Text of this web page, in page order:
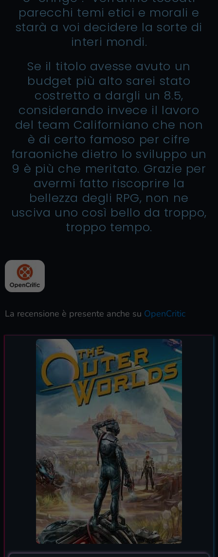
parecchi temi etici e morali e
starà a voi decidere la sorte di
interi mondi.
Se il titolo avesse avuto un
budget più alto sarei stato
costretto a dargli un 8.5,
considerando invece il lavoro
del team Californiano che non
è di certo famoso per cifre
faraoniche dietro lo sviluppo un
9 è più che meritato. Grazie per
avermi fatto riscoprire la
bellezza degli RPG, non ne
usciva uno così bello da troppo,
troppo tempo.
La recensione è presente anche su OpenCritic